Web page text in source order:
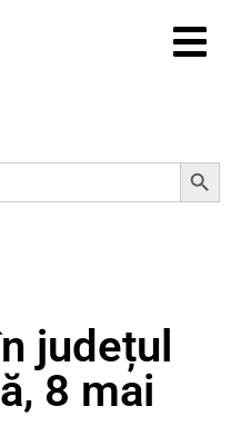
Search Button
județul
8 mai